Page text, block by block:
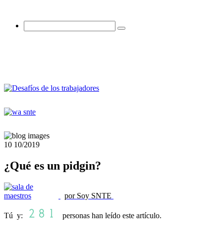
10 10/2019
¿Qué es un pidgin?
por Soy SNTE
Tú y: personas han leído este artículo.